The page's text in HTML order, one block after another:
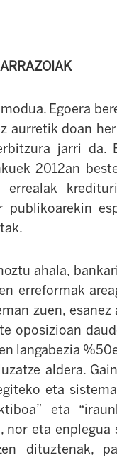
Egoera
aurretik doan
jarri da.
2012an
ahala,
erreformak
zuen,
oposizioan
langabezia
aldera.
eta
eta
nor eta
dituztenak,